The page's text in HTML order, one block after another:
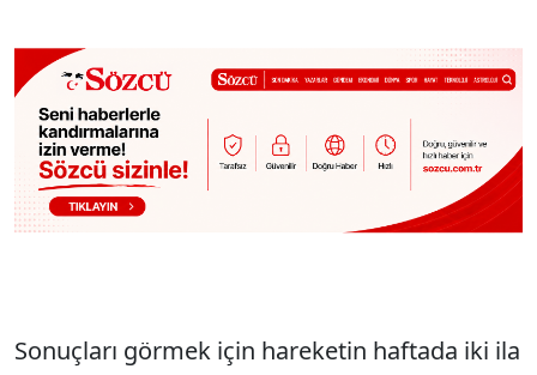
Sonuçları görmek için hareketin haftada iki ila